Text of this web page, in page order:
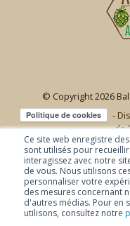
Ce site web enregistre
sont utilisés pour
interagissez avec notre
de vous. Nous utilisons
personnaliser votre
des mesures concernant
d'autres médias. Pour en
utilisons, consultez notre
© Copyright 2026
-
de